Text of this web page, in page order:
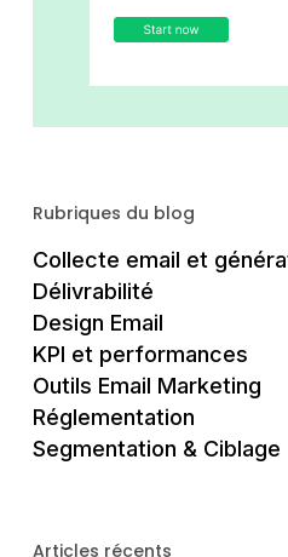
Rubriques du blog
Collecte email et
Délivrabilité
Design Email
KPI et performances
Outils Email Marketing
Réglementation
Segmentation & Ciblage
Articles récents